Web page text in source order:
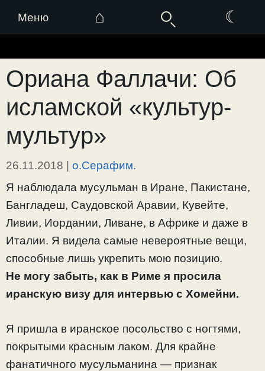
Меню ⌂ ☾
к
содержимому
Ориана Фаллачи: Об
исламской «культур-
мультур»
26.11.2018 | о.Серафим.
Я наблюдала мусульман в Иране, Пакистане,
Бангладеш, Саудовской Аравии, Кувейте,
Ливии, Иордании, Ливане, в Африке и даже в
Италии. Я видела самые невероятные вещи,
способные лишь укрепить мою позицию.
Hе могу забыть, как в Риме я просила
иранскую визу для интервью с Хомейни.
Я пришла в иранское посольство с ногтями,
покрытыми красным лаком. Для крайне
фанатичного мусульманина — признак